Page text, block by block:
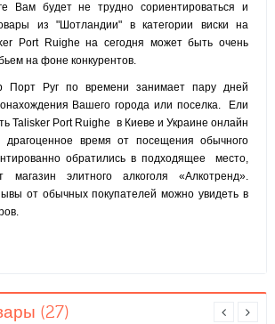
Вам будет не трудно сориентироваться и
из "Шотландии" в категории виски на
Port Ruighe на сегодня может быть очень
на фоне конкурентов.
Порт Руг по времени занимает пару дней
Вашего города или поселка. Ели
Talisker Port Ruighe в Киеве и Украине онлайн
драгоценное время от посещения обычного
обратились в подходящее место,
магазин элитного алкоголя «Алкотренд».
от обычных покупателей можно увидеть в
(27)